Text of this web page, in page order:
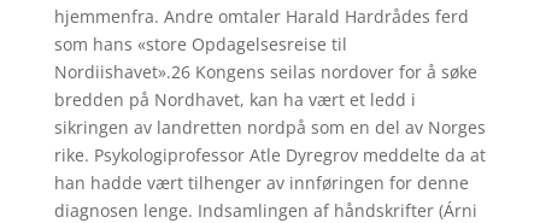
hjemmenfra. Andre omtaler Harald Hardrådes ferd
som hans «store Opdagelsesreise til
Nordiishavet».26 Kongens seilas nordover for å søke
bredden på Nordhavet, kan ha vært et ledd i
sikringen av landretten nordpå som en del av Norges
rike. Psykologiprofessor Atle Dyregrov meddelte da at
han hadde vært tilhenger av innføringen for denne
diagnosen lenge. Indsamlingen af håndskrifter (Árni